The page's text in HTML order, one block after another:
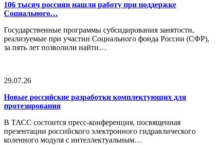
106 тысяч россиян нашли работу при поддержке
Социального…
Государственные программы субсидирования занятости,
реализуемые при участии Социального фонда России (СФР),
за пять лет позволили найти…
29.07.26
Новые российские разработки комплектующих для
протезирования
В ТАСС состоится пресс-конференция, посвященная
презентации российского электронного гидравлического
коленного модуля с интеллектуальным…